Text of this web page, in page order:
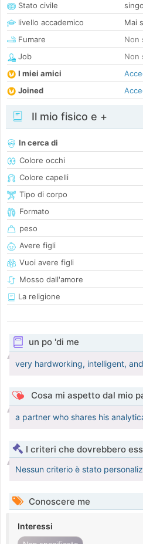
Stato civile
livello accademico
Mai
Fumare
Non
Job
Non
I miei amici
Joined
Il mio fisico e +
In cerca di
Colore occhi
Colore capelli
Tipo di corpo
Formato
peso
Avere figli
Vuoi avere figli
Mosso dall'amore
La religione
un po 'di me
very hardworking, intelligent,
Cosa mi aspetto dal mio
a partner who shares his
I criteri che dovrebbero
Nessun criterio è stato
Conoscere me
Interessi